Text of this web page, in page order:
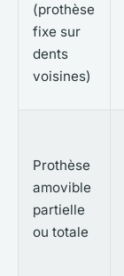
(prothèse
fixe sur
dents
voisines)
Prothèse
amovible
partielle
ou totale